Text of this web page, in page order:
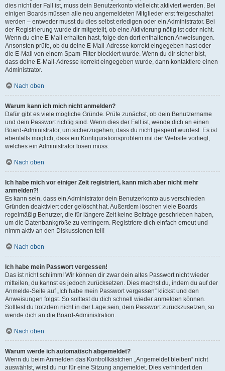
dies nicht der Fall ist, muss dein Benutzerkonto vielleicht aktiviert werden. Bei
einigen Boards müssen alle neu angemeldeten Mitglieder erst freigeschaltet
werden – entweder musst du dies selbst erledigen oder ein Administrator. Bei
der Registrierung wurde dir mitgeteilt, ob eine Aktivierung nötig ist oder nicht.
Wenn du eine E-Mail erhalten hast, folge den dort enthaltenen Anweisungen.
Ansonsten prüfe, ob du deine E-Mail-Adresse korrekt eingegeben hast oder
die E-Mail von einem Spam-Filter blockiert wurde. Wenn du dir sicher bist,
dass deine E-Mail-Adresse korrekt eingegeben wurde, dann kontaktiere einen
Administrator.
Nach oben
Warum kann ich mich nicht anmelden?
Dafür gibt es viele mögliche Gründe. Prüfe zunächst, ob dein Benutzername
und dein Passwort richtig sind. Wenn dies der Fall ist, wende dich an einen
Board-Administrator, um sicherzugehen, dass du nicht gesperrt wurdest. Es ist
ebenfalls möglich, dass ein Konfigurationsproblem mit der Website vorliegt,
welches ein Administrator lösen muss.
Nach oben
Ich habe mich vor einiger Zeit registriert, kann mich aber nicht mehr
anmelden?!
Es kann sein, dass ein Administrator dein Benutzerkonto aus verschieden
Gründen deaktiviert oder gelöscht hat. Außerdem löschen viele Boards
regelmäßig Benutzer, die für längere Zeit keine Beiträge geschrieben haben,
um die Datenbankgröße zu verringern. Registriere dich einfach erneut und
nimm aktiv an den Diskussionen teil!
Nach oben
Ich habe mein Passwort vergessen!
Das ist nicht schlimm! Wir können dir zwar dein altes Passwort nicht wieder
mitteilen, du kannst es jedoch zurücksetzen. Dies machst du, indem du auf der
Anmelde-Seite auf „Ich habe mein Passwort vergessen“ klickst und den
Anweisungen folgst. So solltest du dich schnell wieder anmelden können.
Solltest du trotzdem nicht in der Lage sein, dein Passwort zurückzusetzen, so
wende dich an die Board-Administration.
Nach oben
Warum werde ich automatisch abgemeldet?
Wenn du beim Anmelden das Kontrollkästchen „Angemeldet bleiben“ nicht
auswählst, wirst du nur für eine Sitzung angemeldet. Dies verhindert den